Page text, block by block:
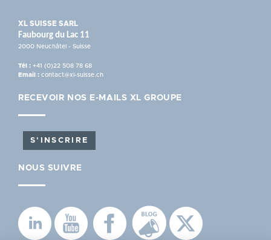
XL SUISSE SARL
Faubourg du Lac 11
2000 Neuchâtel - Suisse
Tél : +41 (0)22 508 78 68
Email : contact@xl-suisse.ch
RECEVOIR NOS E-MAILS XL GROUPE
S'INSCRIRE
NOUS SUIVRE